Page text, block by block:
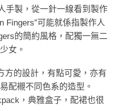
手製，從一針一線看到製作
Fingers”可能就係指製作人
的簡約風格，配獨一無二
女。
方的設計，有點可愛，亦有
配襯不同色系的造型。
，典雅盒子，配裙也很